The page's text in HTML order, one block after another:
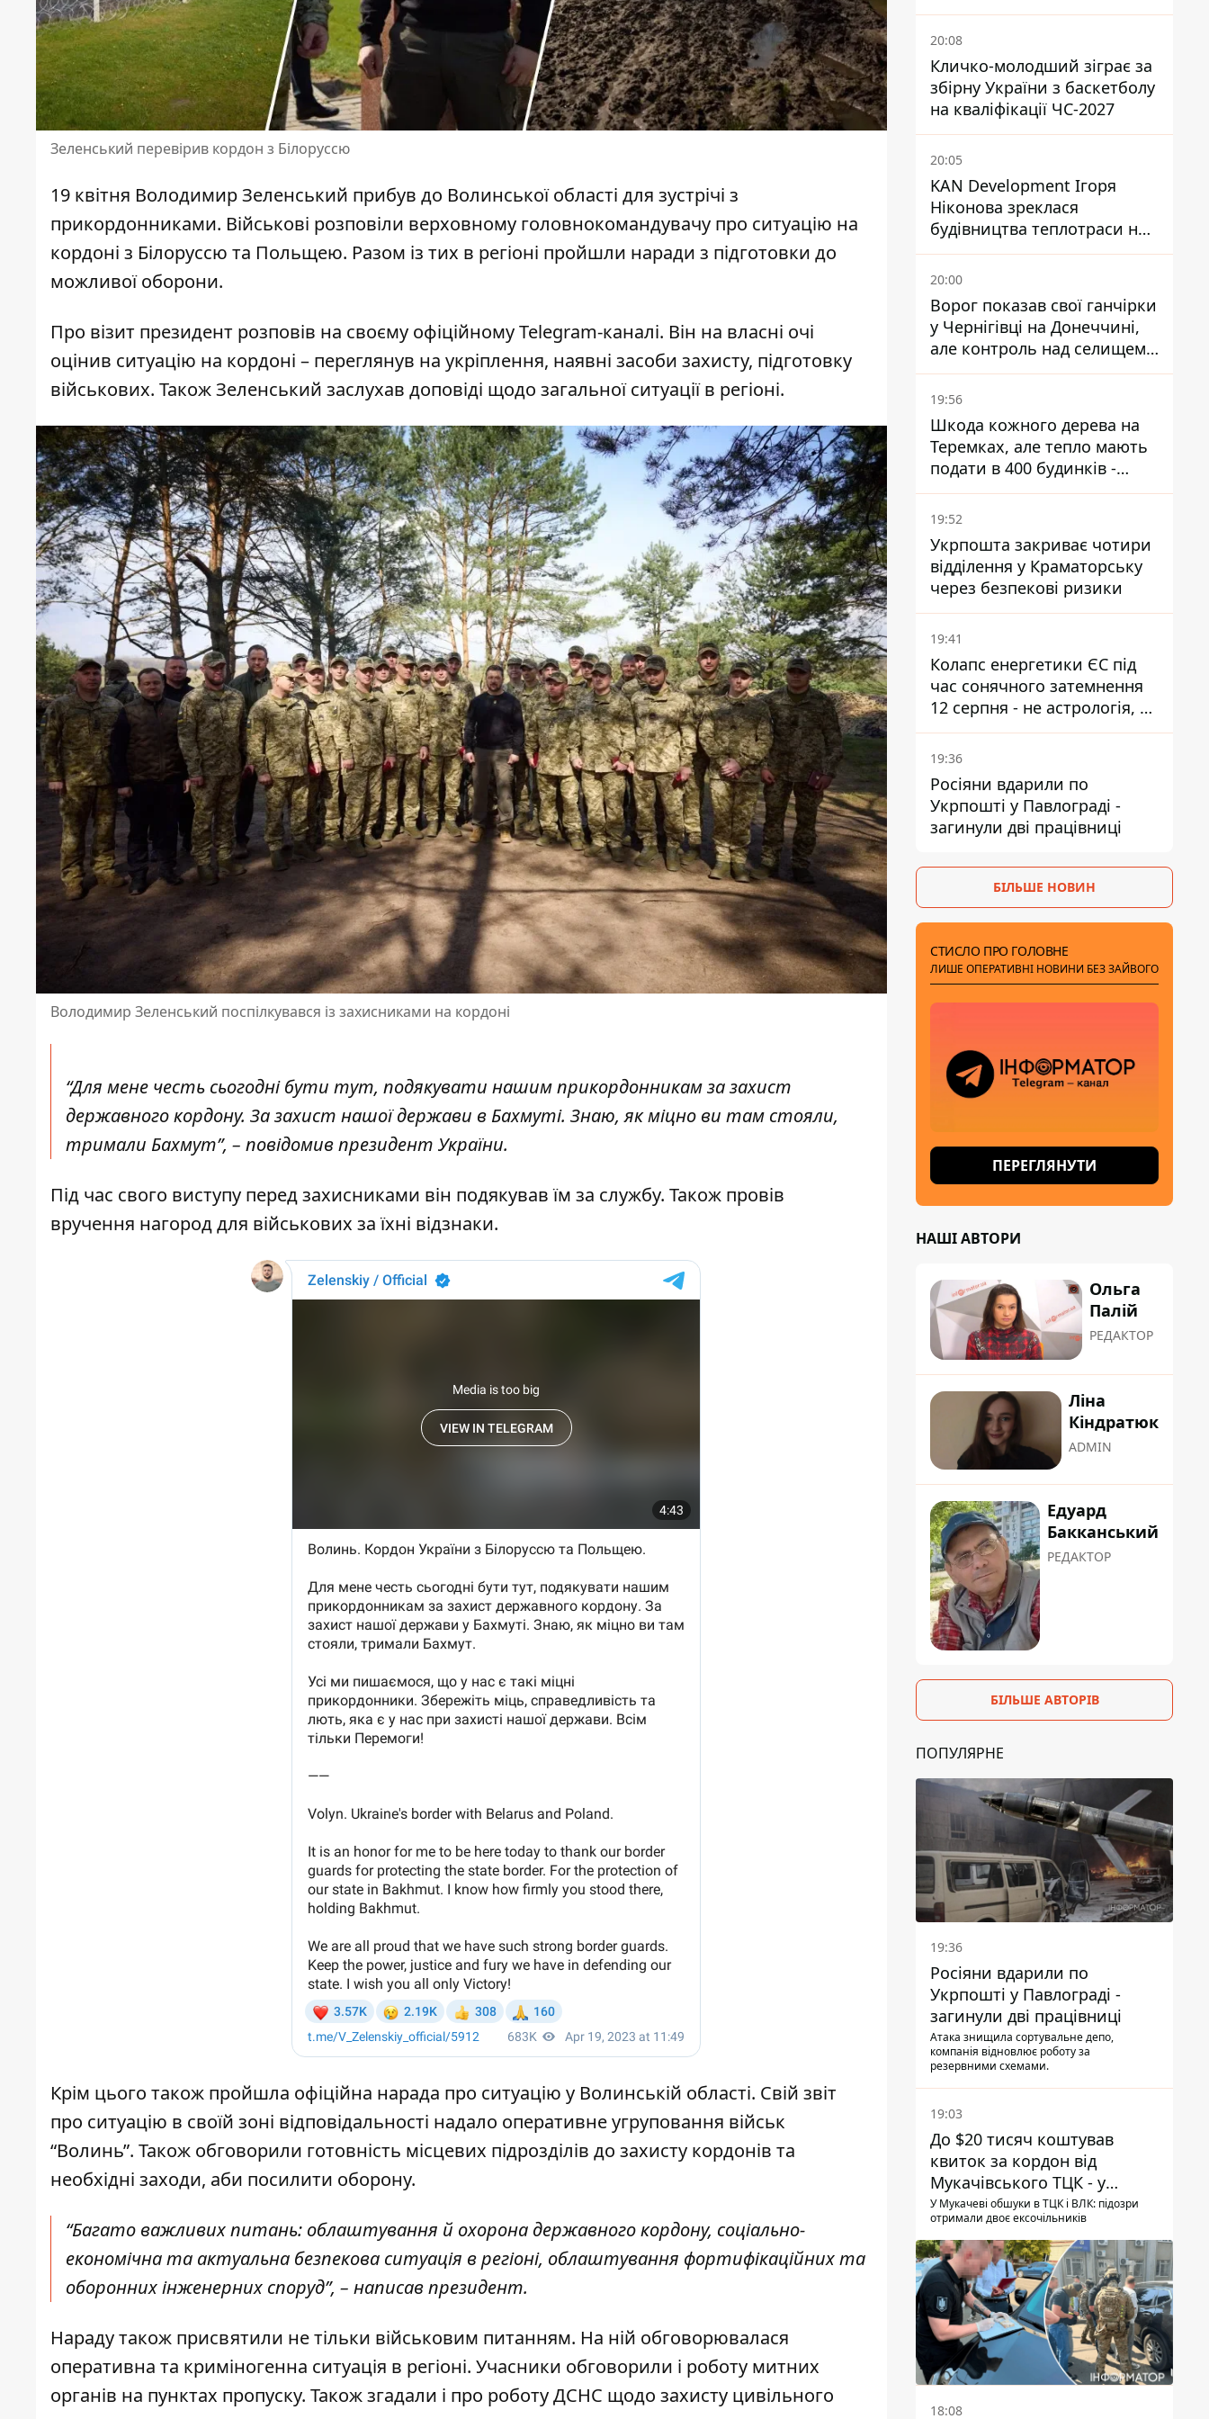
Зеленський перевірив кордон з Білоруссю
19 квітня Володимир Зеленський прибув до Волинської області для зустрічі з
прикордонниками. Військові розповіли верховному головнокомандувачу про ситуацію на
кордоні з Білоруссю та Польщею. Разом із тих в регіоні пройшли наради з підготовки до
можливої оборони.
Про візит президент розповів на своєму офіційному Telegram-каналі. Він на власні очі
оцінив ситуацію на кордоні – переглянув на укріплення, наявні засоби захисту, підготовку
військових. Також Зеленський заслухав доповіді щодо загальної ситуації в регіоні.
Володимир Зеленський поспілкувався із захисниками на кордоні
“Для мене честь сьогодні бути тут, подякувати нашим прикордонникам за захист
державного кордону. За захист нашої держави в Бахмуті. Знаю, як міцно ви там стояли,
тримали Бахмут”, – повідомив президент України.
Під час свого виступу перед захисниками він подякував їм за службу. Також провів
вручення нагород для військових за їхні відзнаки.
Крім цього також пройшла офіційна нарада про ситуацію у Волинській області. Свій звіт
про ситуацію в своїй зоні відповідальності надало оперативне угруповання військ
“Волинь”. Також обговорили готовність місцевих підрозділів до захисту кордонів та
необхідні заходи, аби посилити оборону.
“Багато важливих питань: облаштування й охорона державного кордону, соціально-
економічна та актуальна безпекова ситуація в регіоні, облаштування фортифікаційних та
оборонних інженерних споруд”, – написав президент.
Нараду також присвятили не тільки військовим питанням. На ній обговорювалася
оперативна та криміногенна ситуація в регіоні. Учасники обговорили і роботу митних
органів на пунктах пропуску. Також згадали і про роботу ДСНС щодо захисту цивільного
посольство відреагувало
20:08
Кличко-молодший зіграє за
збірну України з баскетболу
на кваліфікації ЧС-2027
20:05
KAN Development Ігоря
Ніконова зреклася
будівництва теплотраси на
Теремках
20:00
Ворог показав свої ганчірки
у Чернігівці на Донеччині,
але контроль над селищем
не підтверджений
19:56
Шкода кожного дерева на
Теремках, але тепло мають
подати в 400 будинків -
депутатка Київради
19:52
Укрпошта закриває чотири
відділення у Краматорську
через безпекові ризики
19:41
Колапс енергетики ЄС під
час сонячного затемнення
12 серпня - не астрологія, у
Брюсселі готуються до
екстрених заходів
19:36
Росіяни вдарили по
Укрпошті у Павлограді -
загинули дві працівниці
БІЛЬШЕ НОВИН
СТИСЛО ПРО ГОЛОВНЕ
ЛИШЕ ОПЕРАТИВНІ НОВИНИ БЕЗ ЗАЙВОГО
ПЕРЕГЛЯНУТИ
НАШІ АВТОРИ
Ольга
Палій
РЕДАКТОР
Ліна
Кіндратюк
ADMIN
Едуард
Бакканський
РЕДАКТОР
БІЛЬШЕ АВТОРІВ
ПОПУЛЯРНЕ
19:36
Росіяни вдарили по
Укрпошті у Павлограді -
загинули дві працівниці
Атака знищила сортувальне депо,
компанія відновлює роботу за
резервними схемами.
19:03
До $20 тисяч коштував
квиток за кордон від
Мукачівського ТЦК - у
гучній справі перші підозри
отримали двоє колишніх
керівників
У Мукачеві обшуки в ТЦК і ВЛК: підозри
отримали двоє ексочільників
18:08